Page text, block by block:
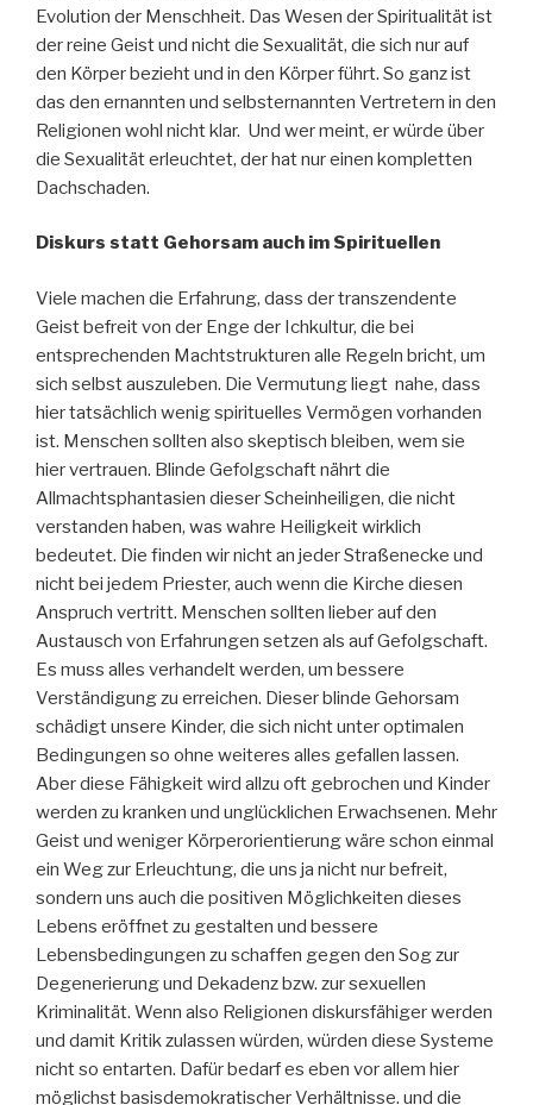
Evolution der Menschheit. Das Wesen der Spiritualität ist
der reine Geist und nicht die Sexualität, die sich nur auf
den Körper bezieht und in den Körper führt. So ganz ist
das den ernannten und selbsternannten Vertretern in den
Religionen wohl nicht klar. Und wer meint, er würde über
die Sexualität erleuchtet, der hat nur einen kompletten
Dachschaden.
Diskurs statt Gehorsam auch im Spirituellen
Viele machen die Erfahrung, dass der transzendente
Geist befreit von der Enge der Ichkultur, die bei
entsprechenden Machtstrukturen alle Regeln bricht, um
sich selbst auszuleben. Die Vermutung liegt nahe, dass
hier tatsächlich wenig spirituelles Vermögen vorhanden
ist. Menschen sollten also skeptisch bleiben, wem sie
hier vertrauen. Blinde Gefolgschaft nährt die
Allmachtsphantasien dieser Scheinheiligen, die nicht
verstanden haben, was wahre Heiligkeit wirklich
bedeutet. Die finden wir nicht an jeder Straßenecke und
nicht bei jedem Priester, auch wenn die Kirche diesen
Anspruch vertritt. Menschen sollten lieber auf den
Austausch von Erfahrungen setzen als auf Gefolgschaft.
Es muss alles verhandelt werden, um bessere
Verständigung zu erreichen. Dieser blinde Gehorsam
schädigt unsere Kinder, die sich nicht unter optimalen
Bedingungen so ohne weiteres alles gefallen lassen.
Aber diese Fähigkeit wird allzu oft gebrochen und Kinder
werden zu kranken und unglücklichen Erwachsenen. Mehr
Geist und weniger Körperorientierung wäre schon einmal
ein Weg zur Erleuchtung, die uns ja nicht nur befreit,
sondern uns auch die positiven Möglichkeiten dieses
Lebens eröffnet zu gestalten und bessere
Lebensbedingungen zu schaffen gegen den Sog zur
Degenerierung und Dekadenz bzw. zur sexuellen
Kriminalität. Wenn also Religionen diskursfähiger werden
und damit Kritik zulassen würden, würden diese Systeme
nicht so entarten. Dafür bedarf es eben vor allem hier
möglichst basisdemokratischer Verhältnisse. und die